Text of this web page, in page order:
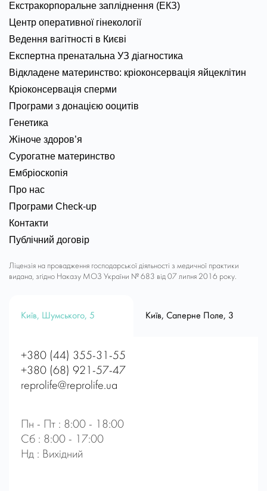
Екстракорпоральне запліднення (ЕКЗ)
Центр оперативної гінекології
Ведення вагітності в Києві
Експертна пренатальна УЗ діагностика
Відкладене материнство: кріоконсервація яйцеклітин
Кріоконсервація сперми
Програми з донацією ооцитів
Генетика
Жіноче здоров’я
Сурогатне материнство
Ембріоскопія
Про нас
Програми Check-up
Контакти
Публічний договір
Ліцензія на провадження господарської діяльності з медичної практики
видана, згідно Наказу МОЗ України № 683 від 07 липня 2016 року.
Київ, Шумського, 5 Київ, Саперне Поле, 3
+380 (44) 355-31-55
+380 (68) 921-57-47
reprolife@reprolife.ua
Пн - Пт : 8:00 - 18:00
Сб : 8:00 - 17:00
Нд : Вихідний